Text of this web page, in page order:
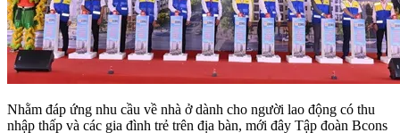
Nhằm đáp ứng nhu cầu về nhà ở dành cho người lao động có thu
nhập thấp và các gia đình trẻ trên địa bàn, mới đây Tập đoàn Bcons